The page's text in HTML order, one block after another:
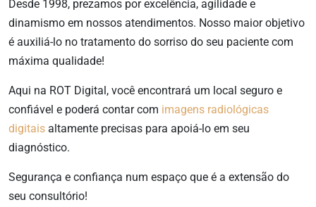
Desde 1998, prezamos por excelência, agilidade e
dinamismo em nossos atendimentos. Nosso maior objetivo
é auxiliá-lo no tratamento do sorriso do seu paciente com
máxima qualidade!
Aqui na ROT Digital, você encontrará um local seguro e
confiável e poderá contar com imagens radiológicas
digitais altamente precisas para apoiá-lo em seu
diagnóstico.
Segurança e confiança num espaço que é a extensão do
seu consultório!